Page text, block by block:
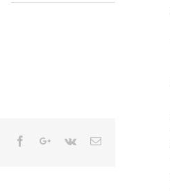
FacebookGoogle+
Vk Email